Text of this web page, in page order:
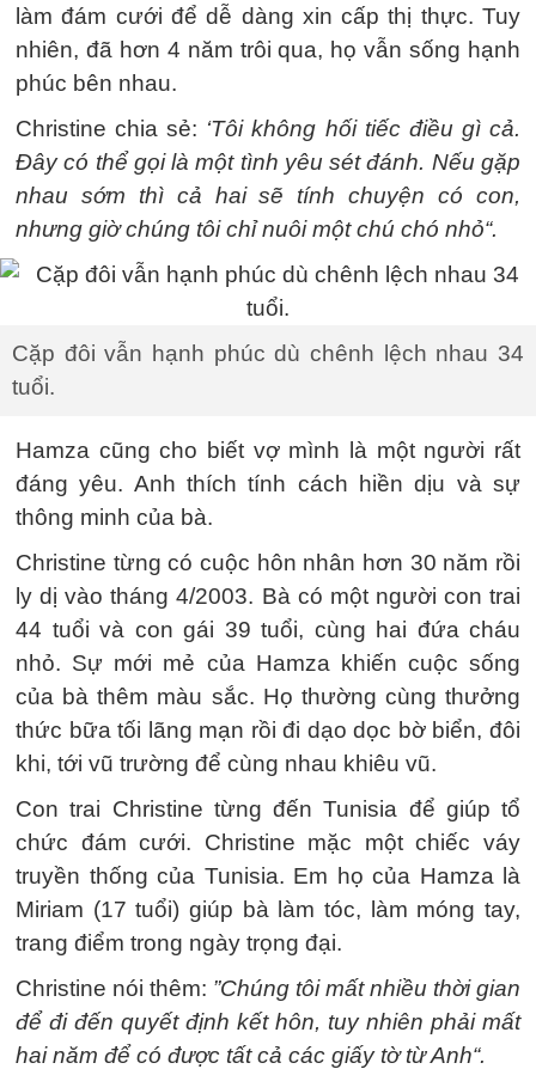
làm đám cưới để dễ dàng xin cấp thị thực. Tuy
nhiên, đã hơn 4 năm trôi qua, họ vẫn sống hạnh
phúc bên nhau.
Christine chia sẻ: ‘Tôi không hối tiếc điều gì cả.
Đây có thể gọi là một tình yêu sét đánh. Nếu gặp
nhau sớm thì cả hai sẽ tính chuyện có con,
nhưng giờ chúng tôi chỉ nuôi một chú chó nhỏ“.
Cặp đôi vẫn hạnh phúc dù chênh lệch nhau 34
tuổi.
Hamza cũng cho biết vợ mình là một người rất
đáng yêu. Anh thích tính cách hiền dịu và sự
thông minh của bà.
Christine từng có cuộc hôn nhân hơn 30 năm rồi
ly dị vào tháng 4/2003. Bà có một người con trai
44 tuổi và con gái 39 tuổi, cùng hai đứa cháu
nhỏ. Sự mới mẻ của Hamza khiến cuộc sống
của bà thêm màu sắc. Họ thường cùng thưởng
thức bữa tối lãng mạn rồi đi dạo dọc bờ biển, đôi
khi, tới vũ trường để cùng nhau khiêu vũ.
Con trai Christine từng đến Tunisia để giúp tổ
chức đám cưới. Christine mặc một chiếc váy
truyền thống của Tunisia. Em họ của Hamza là
Miriam (17 tuổi) giúp bà làm tóc, làm móng tay,
trang điểm trong ngày trọng đại.
Christine nói thêm: ”Chúng tôi mất nhiều thời gian
để đi đến quyết định kết hôn, tuy nhiên phải mất
hai năm để có được tất cả các giấy tờ từ Anh“.